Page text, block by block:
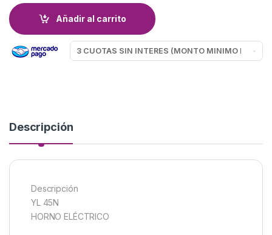
Añadir al carrito
Descripción
Descripción
YL 45N
HORNO ELÉCTRICO